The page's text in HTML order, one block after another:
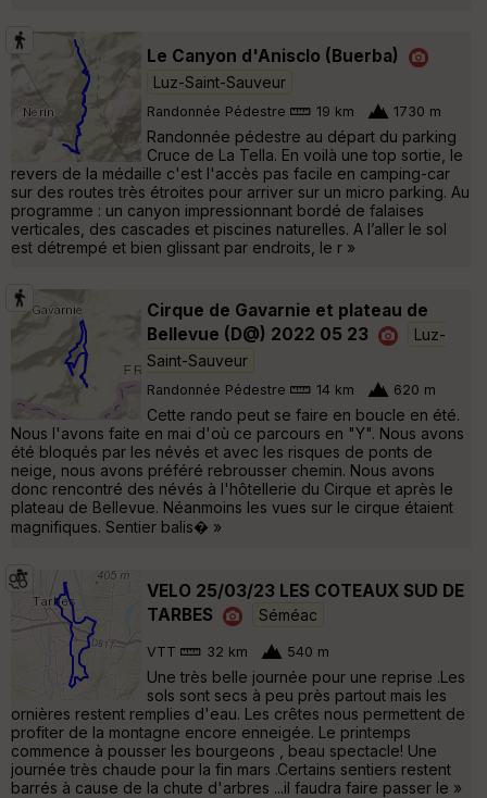
Le Canyon d'Anisclo (Buerba)
Luz-Saint-Sauveur
Randonnée Pédestre 19 km 1730 m
Randonnée pédestre au départ du parking
Cruce de La Tella. En voilà une top sortie, le
revers de la médaille c'est l'accès pas facile en camping-car
sur des routes très étroites pour arriver sur un micro parking. Au
programme : un canyon impressionnant bordé de falaises
verticales, des cascades et piscines naturelles. A l’aller le sol
est détrempé et bien glissant par endroits, le r »
Cirque de Gavarnie et plateau de
Bellevue (D@) 2022 05 23
Luz-
Saint-Sauveur
Randonnée Pédestre 14 km 620 m
Cette rando peut se faire en boucle en été.
Nous l'avons faite en mai d'où ce parcours en "Y". Nous avons
été bloqués par les névés et avec les risques de ponts de
neige, nous avons préféré rebrousser chemin. Nous avons
donc rencontré des névés à l'hôtellerie du Cirque et après le
plateau de Bellevue. Néanmoins les vues sur le cirque étaient
magnifiques. Sentier balis� »
VELO 25/03/23 LES COTEAUX SUD DE
TARBES
Séméac
VTT 32 km 540 m
Une très belle journée pour une reprise .Les
sols sont secs à peu près partout mais les
ornières restent remplies d'eau. Les crêtes nous permettent de
profiter de la montagne encore enneigée. Le printemps
commence à pousser les bourgeons , beau spectacle! Une
journée très chaude pour la fin mars .Certains sentiers restent
barrés à cause de la chute d'arbres ...il faudra faire passer le »